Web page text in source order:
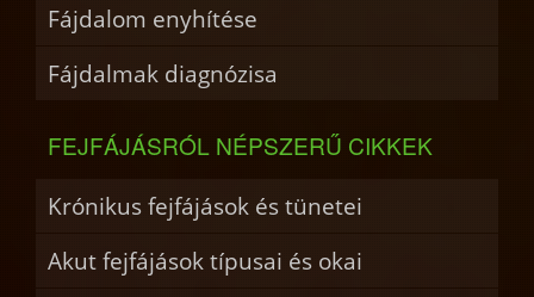
Fájdalom enyhítése
Fájdalmak diagnózisa
FEJFÁJÁSRÓL NÉPSZERŰ CIKKEK
Krónikus fejfájások és tünetei
Akut fejfájások típusai és okai